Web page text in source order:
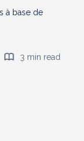
à base de
3 min read